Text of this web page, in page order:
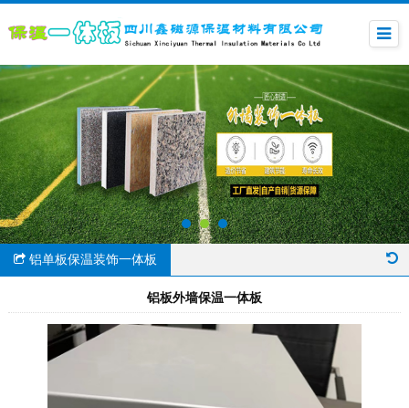
铝单板保温装饰一体板
铝板外墙保温一体板